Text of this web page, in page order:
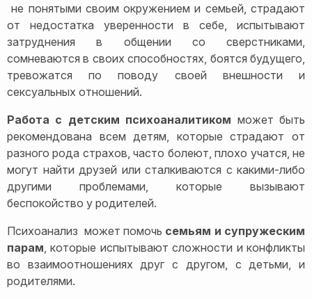
не понятыми своим окружением и семьей, страдают
от недостатка уверенности в себе, испытывают
затруднения в общении со сверстниками,
сомневаются в своих способностях, боятся будущего,
тревожатся по поводу своей внешности и
сексуальных отношений.
Работа с детским психоаналитиком может быть
рекомендована всем детям, которые страдают от
разного рода страхов, часто болеют, плохо учатся, не
могут найти друзей или сталкиваются с какими-либо
другими проблемами, которые вызывают
беспокойство у родителей.
Психоанализ может помочь семьям и супружеским
парам , которые испытывают сложности и конфликты
во взаимоотношениях друг с другом, с детьми, и
родителями.